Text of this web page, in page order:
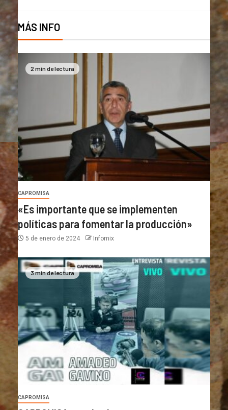
MÁS INFO
2 min de lectura
CAPROMISA
«Es importante que se implementen
políticas para fomentar la producción»
5 de enero de 2024 Infomix
3 min de lectura
CAPROMISA